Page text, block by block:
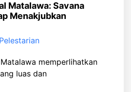
Matalawa: Savana
Menakjubkan
memperlihatkan
luas dan